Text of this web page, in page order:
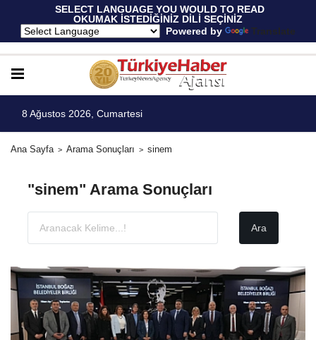
SELECT LANGUAGE YOU WOULD TO READ
OKUMAK İSTEDİĞİNİZ DİLİ SEÇİNİZ
Powered by
Translate
8 Ağustos 2026, Cumartesi
Ana Sayfa Arama Sonuçları sinem
"sinem" Arama Sonuçları